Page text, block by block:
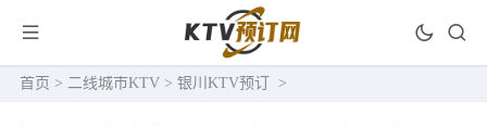
首页 > 二线城市KTV > 银川KTV预订 >